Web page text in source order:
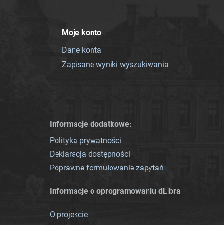
Moje konto
Dane konta
Zapisane wyniki wyszukiwania
Informacje dodatkowe:
Polityka prywatności
Deklaracja dostępności
Poprawne formułowanie zapytań
Informacje o oprogramowaniu dLibra
O projekcie